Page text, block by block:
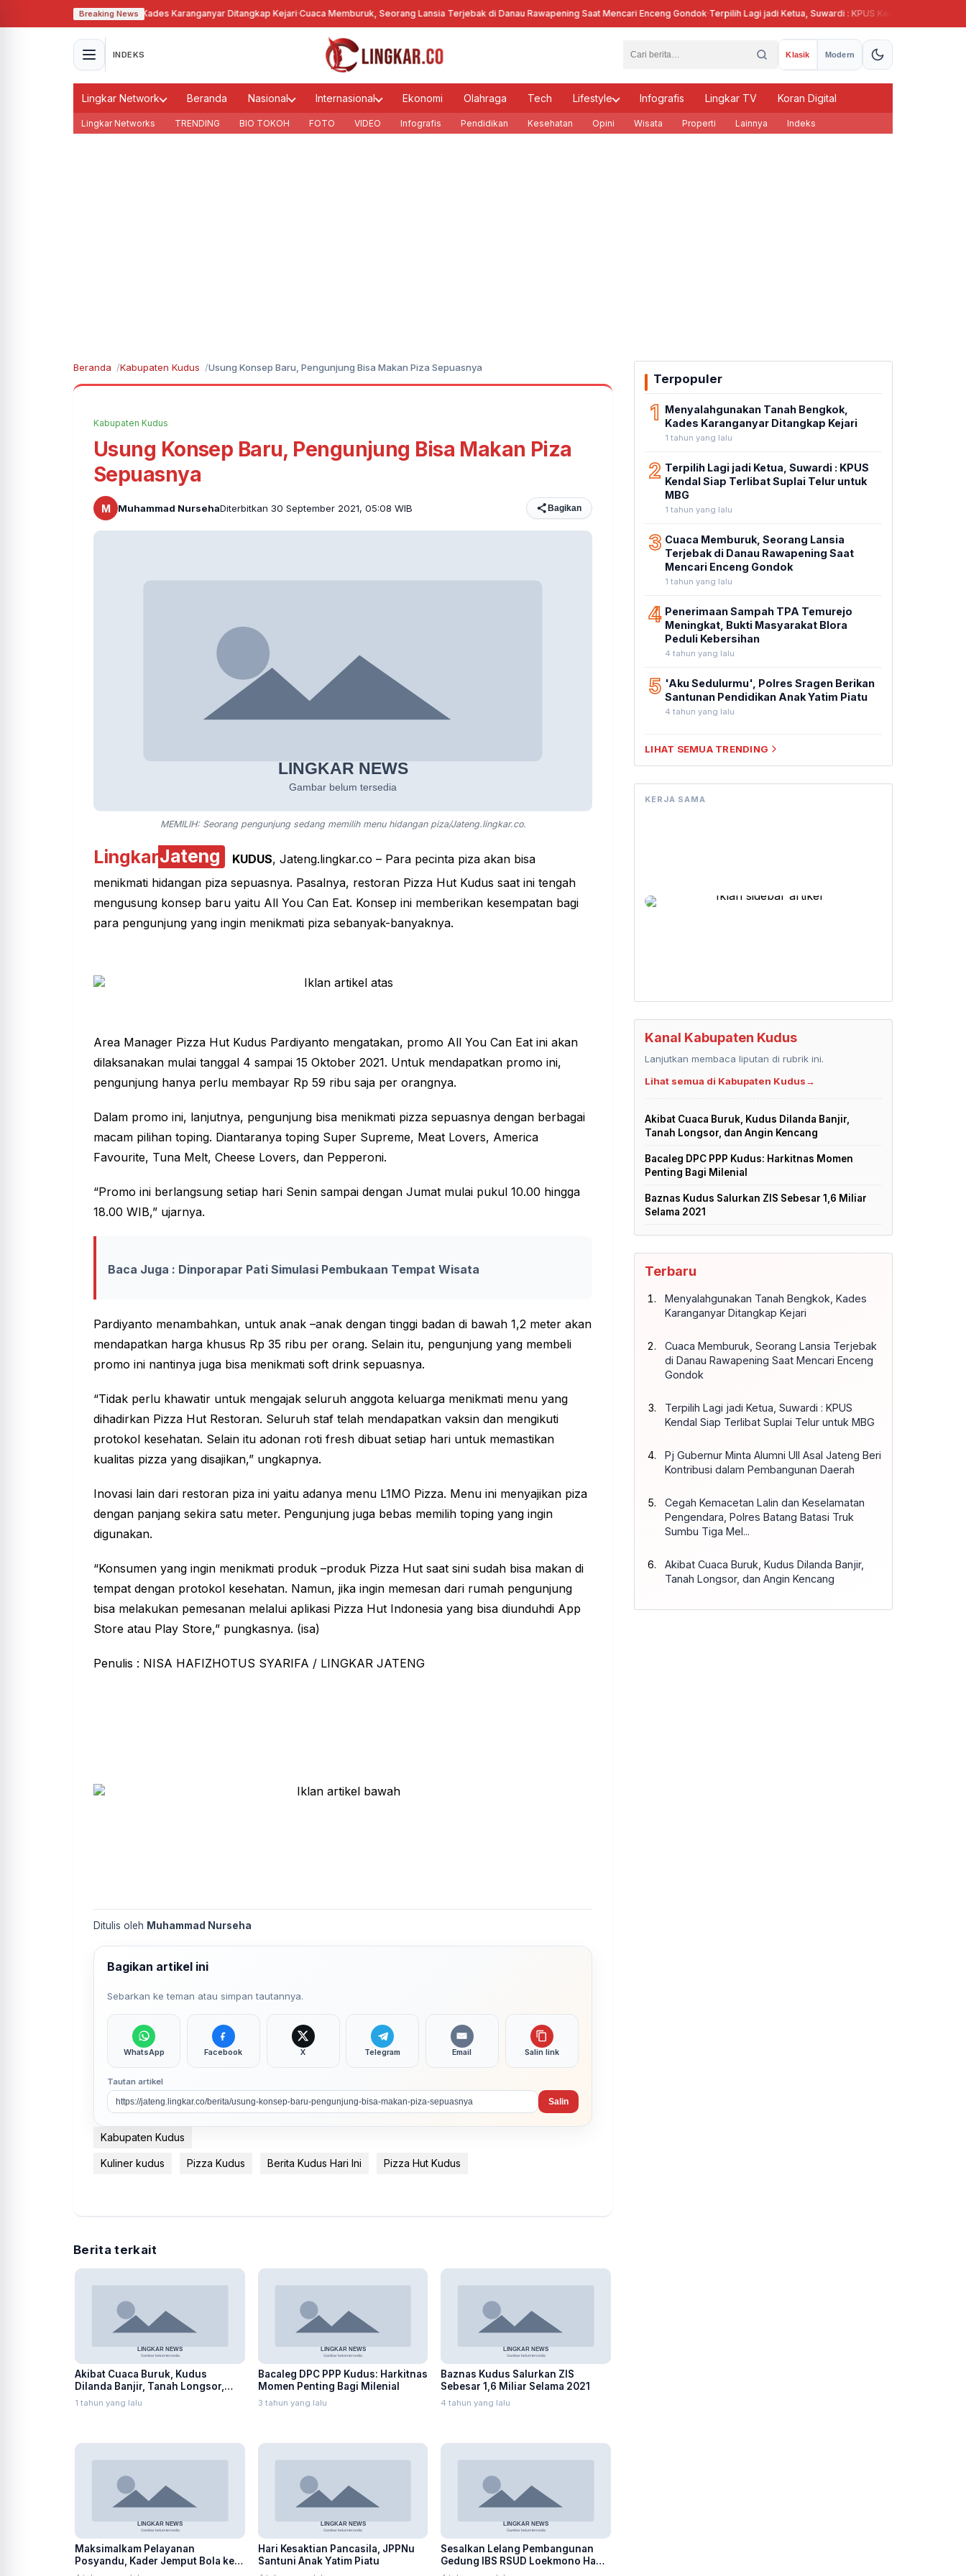
Breaking News
Tanah Bengkok, Kades Karanganyar Ditangkap Kejari· Cuaca Memburuk, Seorang Lansia Terjebak di Danau Rawapening Saat Mencari Enceng Gondok·Terpilih Lagi jadi Ketua, Suwardi : KPUS Kendal Siap Terlibat Suplai
INDEKS Klasik Modern
Lingkar Network Beranda Nasional Internasional Ekonomi Olahraga Tech Lifestyle Infografis Lingkar TV Koran Digital
Lingkar Networks TRENDING BIO TOKOH FOTO VIDEO Infografis Pendidikan Kesehatan Opini Wisata Properti Lainnya Indeks
Beranda Kabupaten Kudus Usung Konsep Baru, Pengunjung Bisa Makan Piza Sepuasnya
Kabupaten Kudus
Usung Konsep Baru, Pengunjung Bisa Makan Piza
Sepuasnya
M Muhammad NursehaDiterbitkan 30 September 2021, 05:08 WIB Bagikan
MEMILIH: Seorang pengunjung sedang memilih menu hidangan piza/Jateng.lingkar.co.
LingkarJateng KUDUS, Jateng.lingkar.co – Para pecinta piza akan bisa
menikmati hidangan piza sepuasnya. Pasalnya, restoran Pizza Hut Kudus saat ini tengah
mengusung konsep baru yaitu All You Can Eat. Konsep ini memberikan kesempatan bagi
para pengunjung yang ingin menikmati piza sebanyak-banyaknya.
Area Manager Pizza Hut Kudus Pardiyanto mengatakan, promo All You Can Eat ini akan
dilaksanakan mulai tanggal 4 sampai 15 Oktober 2021. Untuk mendapatkan promo ini,
pengunjung hanya perlu membayar Rp 59 ribu saja per orangnya.
Dalam promo ini, lanjutnya, pengunjung bisa menikmati pizza sepuasnya dengan berbagai
macam pilihan toping. Diantaranya toping Super Supreme, Meat Lovers, America
Favourite, Tuna Melt, Cheese Lovers, dan Pepperoni.
“Promo ini berlangsung setiap hari Senin sampai dengan Jumat mulai pukul 10.00 hingga
18.00 WIB,” ujarnya.
Baca Juga : Dinporapar Pati Simulasi Pembukaan Tempat Wisata
Pardiyanto menambahkan, untuk anak –anak dengan tinggi badan di bawah 1,2 meter akan
mendapatkan harga khusus Rp 35 ribu per orang. Selain itu, pengunjung yang membeli
promo ini nantinya juga bisa menikmati soft drink sepuasnya.
“Tidak perlu khawatir untuk mengajak seluruh anggota keluarga menikmati menu yang
dihadirkan Pizza Hut Restoran. Seluruh staf telah mendapatkan vaksin dan mengikuti
protokol kesehatan. Selain itu adonan roti fresh dibuat setiap hari untuk memastikan
kualitas pizza yang disajikan,” ungkapnya.
Inovasi lain dari restoran piza ini yaitu adanya menu L1MO Pizza. Menu ini menyajikan piza
dengan panjang sekira satu meter. Pengunjung juga bebas memilih toping yang ingin
digunakan.
“Konsumen yang ingin menikmati produk –produk Pizza Hut saat sini sudah bisa makan di
tempat dengan protokol kesehatan. Namun, jika ingin memesan dari rumah pengunjung
bisa melakukan pemesanan melalui aplikasi Pizza Hut Indonesia yang bisa diunduhdi App
Store atau Play Store,” pungkasnya. (isa)
Penulis : NISA HAFIZHOTUS SYARIFA / LINGKAR JATENG
Ditulis oleh Muhammad Nurseha
Bagikan artikel ini
Sebarkan ke teman atau simpan tautannya.
WhatsApp Facebook X Telegram Email Salin link
Tautan artikel
Salin
Kabupaten Kudus
Kuliner kudus Pizza Kudus Berita Kudus Hari Ini Pizza Hut Kudus
Berita terkait
Akibat Cuaca Buruk, Kudus
Dilanda Banjir, Tanah Longsor,
dan Angin Kencang
1 tahun yang lalu
Bacaleg DPC PPP Kudus: Harkitnas
Momen Penting Bagi Milenial
3 tahun yang lalu
Baznas Kudus Salurkan ZIS
Sebesar 1,6 Miliar Selama 2021
4 tahun yang lalu
Maksimalkam Pelayanan
Posyandu, Kader Jemput Bola ke
Rumah Warga
Hari Kesaktian Pancasila, JPPNu
Santuni Anak Yatim Piatu
Sesalkan Lelang Pembangunan
Gedung IBS RSUD Loekmono Hadi
Batal
Terpopuler
1 Menyalahgunakan Tanah Bengkok,
Kades Karanganyar Ditangkap Kejari
1 tahun yang lalu
2 Terpilih Lagi jadi Ketua, Suwardi : KPUS
Kendal Siap Terlibat Suplai Telur untuk
MBG
1 tahun yang lalu
3 Cuaca Memburuk, Seorang Lansia
Terjebak di Danau Rawapening Saat
Mencari Enceng Gondok
1 tahun yang lalu
4 Penerimaan Sampah TPA Temurejo
Meningkat, Bukti Masyarakat Blora
Peduli Kebersihan
4 tahun yang lalu
5 'Aku Sedulurmu', Polres Sragen Berikan
Santunan Pendidikan Anak Yatim Piatu
4 tahun yang lalu
LIHAT SEMUA TRENDING
KERJA SAMA
Kanal Kabupaten Kudus
Lanjutkan membaca liputan di rubrik ini.
Lihat semua di Kabupaten Kudus→
Akibat Cuaca Buruk, Kudus Dilanda Banjir,
Tanah Longsor, dan Angin Kencang
Bacaleg DPC PPP Kudus: Harkitnas Momen
Penting Bagi Milenial
Baznas Kudus Salurkan ZIS Sebesar 1,6 Miliar
Selama 2021
Terbaru
Menyalahgunakan Tanah Bengkok, Kades
Karanganyar Ditangkap Kejari
Cuaca Memburuk, Seorang Lansia Terjebak
di Danau Rawapening Saat Mencari Enceng
Gondok
Terpilih Lagi jadi Ketua, Suwardi : KPUS
Kendal Siap Terlibat Suplai Telur untuk MBG
Pj Gubernur Minta Alumni UII Asal Jateng Beri
Kontribusi dalam Pembangunan Daerah
Cegah Kemacetan Lalin dan Keselamatan
Pengendara, Polres Batang Batasi Truk
Sumbu Tiga Mel...
Akibat Cuaca Buruk, Kudus Dilanda Banjir,
Tanah Longsor, dan Angin Kencang